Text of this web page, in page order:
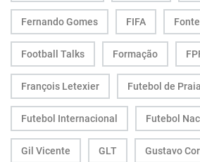
Fernando Gomes FIFA
Football Talks Formação
François Letexier Futebol de Praia
Futebol Internacional Futebol
Gil Vicente GLT Gustavo